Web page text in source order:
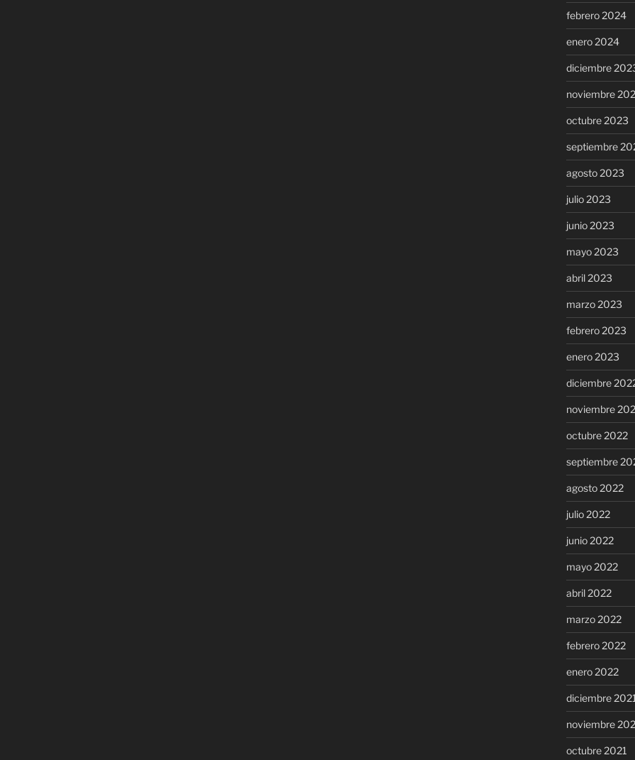
febrero 2024
enero 2024
diciembre
noviembre
octubre 2023
septiembre
agosto 2023
julio 2023
junio 2023
mayo 2023
abril 2023
marzo 2023
febrero 2023
enero 2023
diciembre
noviembre
octubre 2022
septiembre
agosto 2022
julio 2022
junio 2022
mayo 2022
abril 2022
marzo 2022
febrero 2022
enero 2022
diciembre 2021
noviembre
octubre 2021